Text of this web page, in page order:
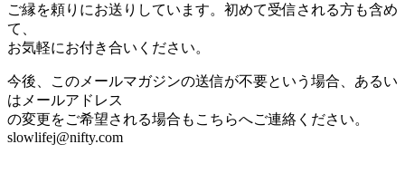
ご縁を頼りにお送りしています。初めて受信される方も含め
て、
お気軽にお付き合いください。
今後、このメールマガジンの送信が不要という場合、あるい
はメールアドレス
の変更をご希望される場合もこちらへご連絡ください。
slowlifej@nifty.com